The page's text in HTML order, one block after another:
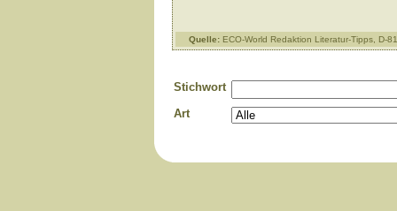
Quelle: ECO-World Redaktion Literatur-Tipps, D-
Stichwort
Art